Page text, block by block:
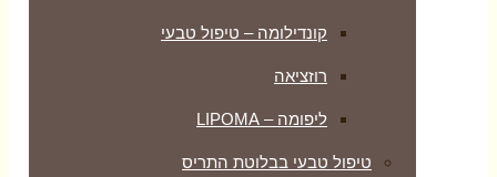
קונדילומה – טיפול טבעי
רוזציאה
ליפומה – LIPOMA
טיפול טבעי בבלוטת התריס